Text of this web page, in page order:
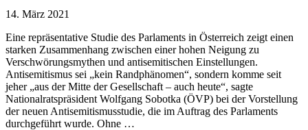
14. März 2021
Eine repräsentative Studie des Parlaments in Österreich zeigt einen
starken Zusammenhang zwischen einer hohen Neigung zu
Verschwörungsmythen und antisemitischen Einstellungen.
Antisemitismus sei „kein Randphänomen“, sondern komme seit
jeher „aus der Mitte der Gesellschaft – auch heute“, sagte
Nationalratspräsident Wolfgang Sobotka (ÖVP) bei der Vorstellung
der neuen Antisemitismusstudie, die im Auftrag des Parlaments
durchgeführt wurde. Ohne …